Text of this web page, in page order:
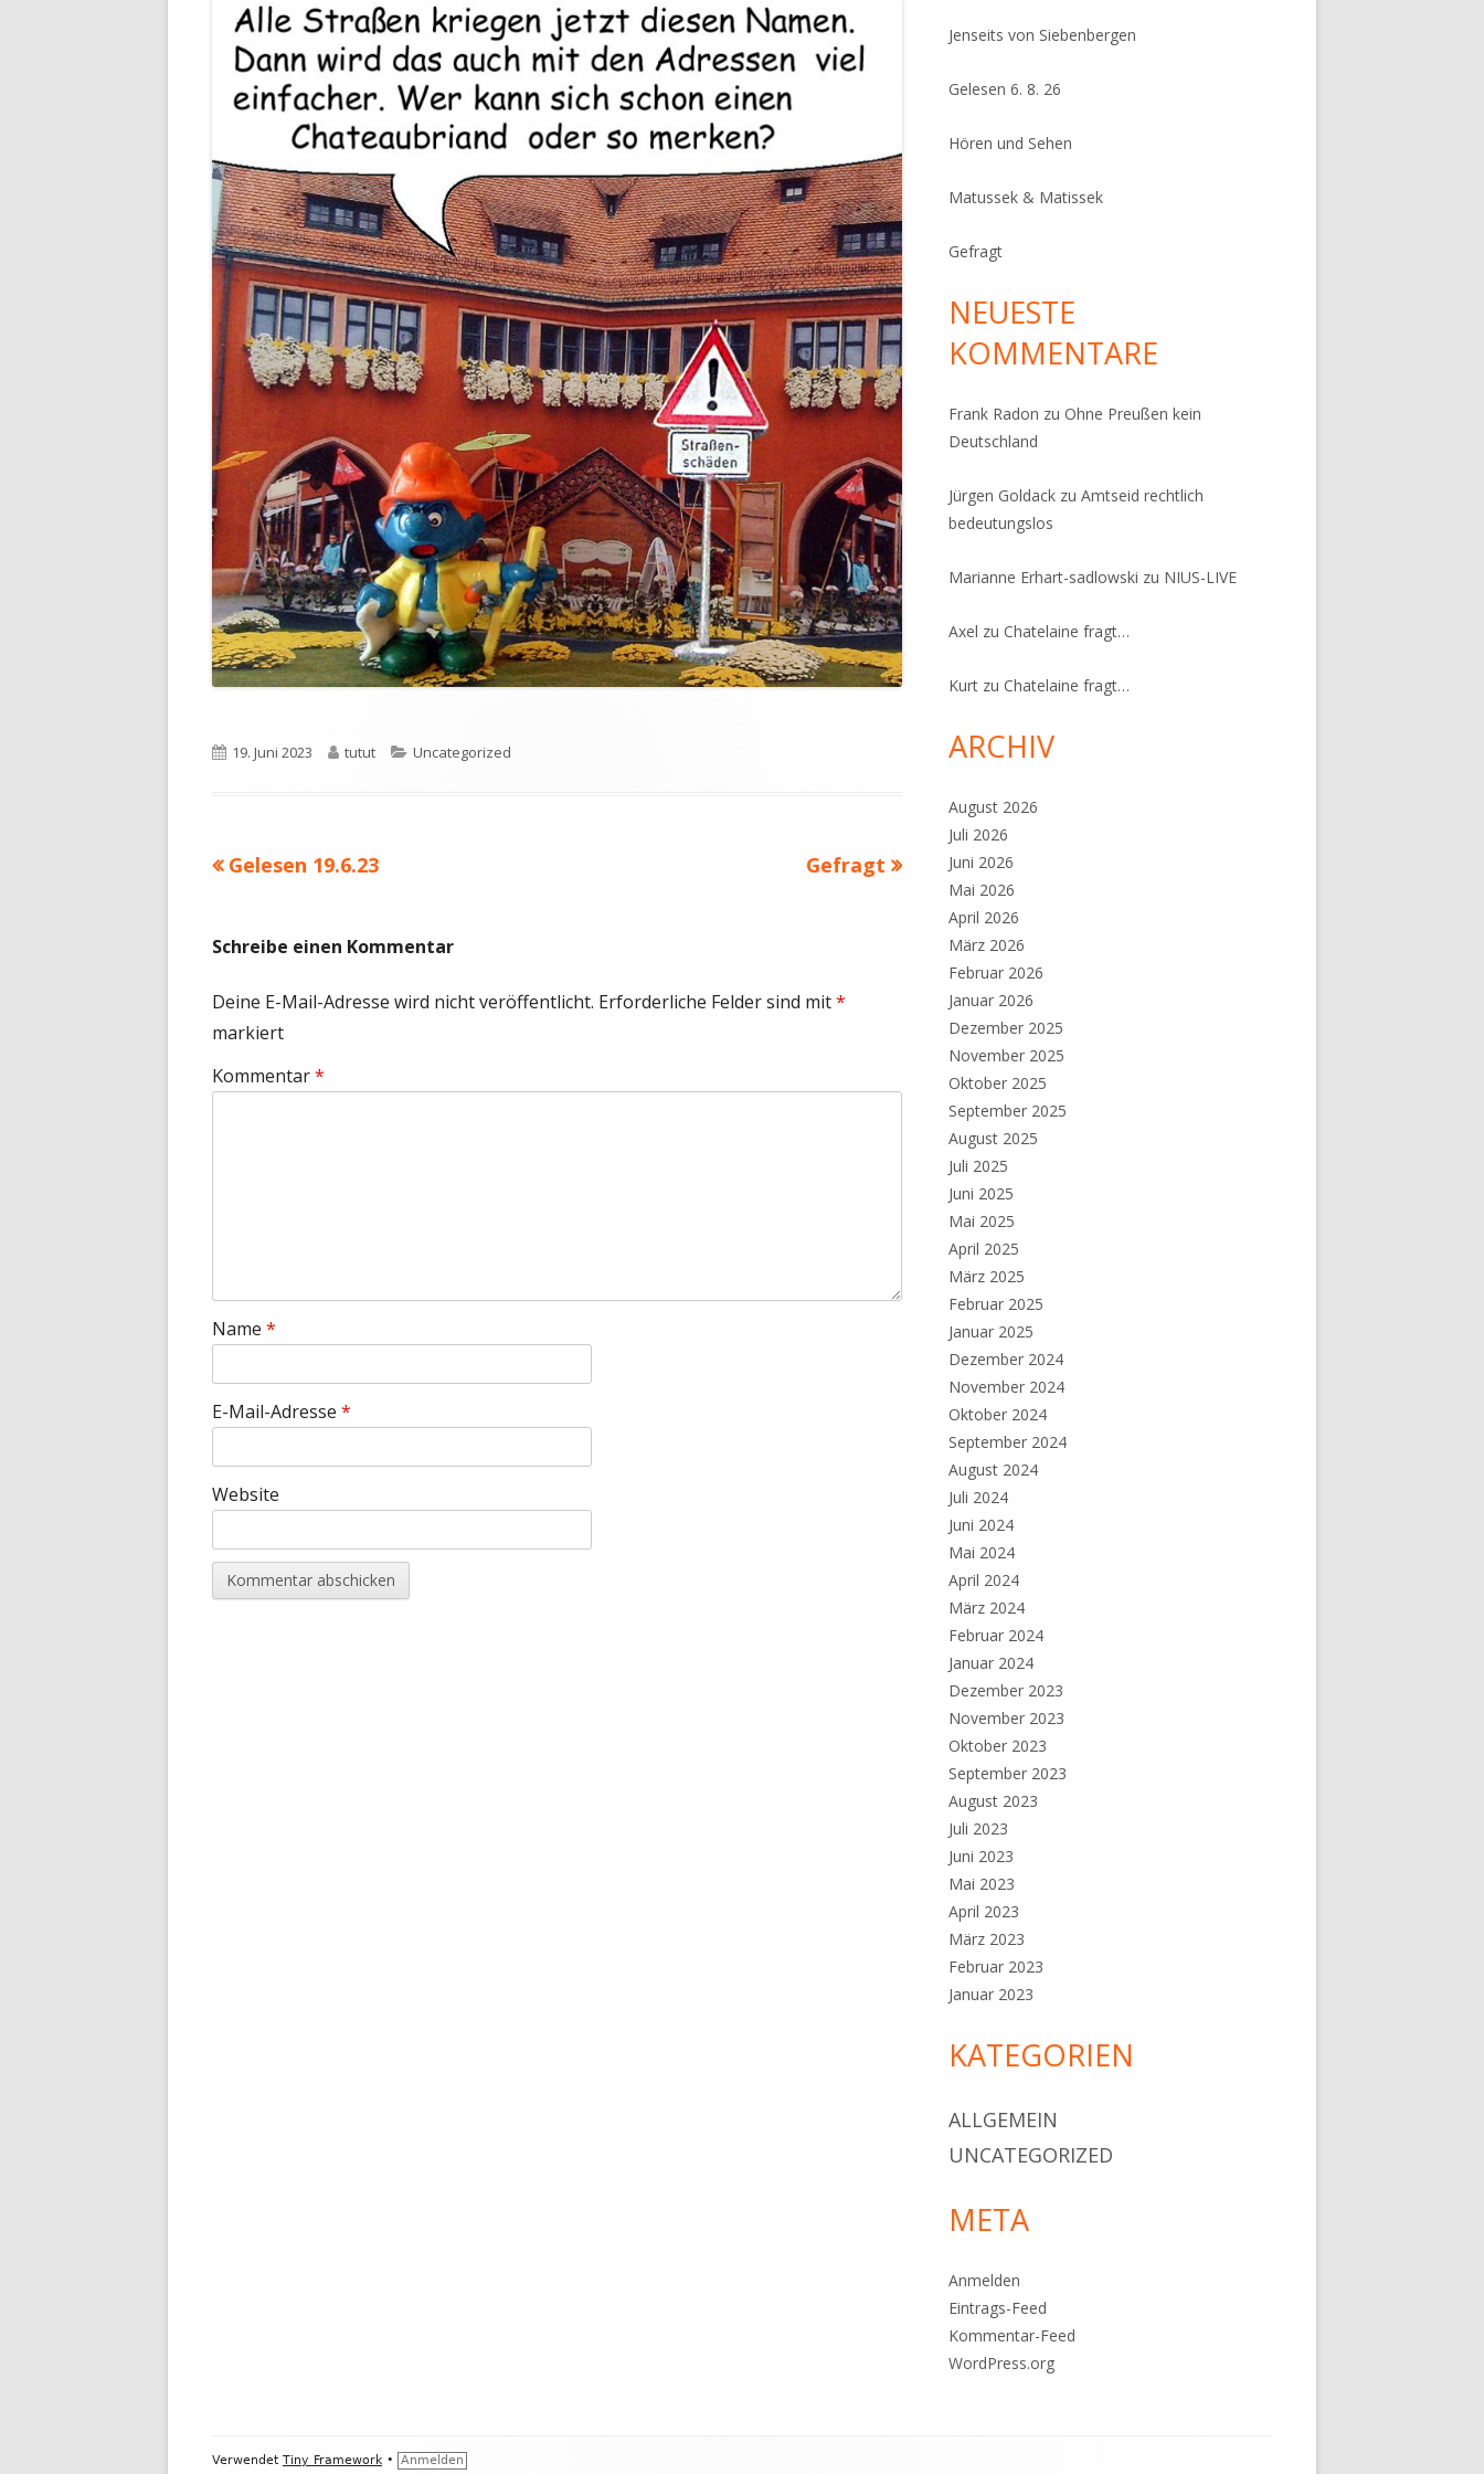
Veröffentlicht
19. Juni 2023 Autor
tutut Kategorien
Uncategorized
Beitragsnavigation
Vorheriger
Gelesen 19.6.23
Nächster
Gefragt
Schreibe einen Kommentar
Deine E-Mail-Adresse wird nicht veröffentlicht. Erforderliche Felder sind mit*
markiert
Kommentar*
Name *
E-Mail-Adresse *
Website
Jenseits von Siebenbergen
Gelesen 6. 8. 26
Hören und Sehen
Matussek & Matissek
Gefragt
NEUESTE
KOMMENTARE
Frank Radon zuOhne Preußen kein
Deutschland
Jürgen Goldack zuAmtseid rechtlich
bedeutungslos
Marianne Erhart-sadlowski zu NIUS-LIVE
Axel zuChatelaine fragt…
Kurt zuChatelaine fragt…
ARCHIV
August 2026
Juli 2026
Juni 2026
Mai 2026
April 2026
März 2026
Februar 2026
Januar 2026
Dezember 2025
November 2025
Oktober 2025
September 2025
August 2025
Juli 2025
Juni 2025
Mai 2025
April 2025
März 2025
Februar 2025
Januar 2025
Dezember 2024
November 2024
Oktober 2024
September 2024
August 2024
Juli 2024
Juni 2024
Mai 2024
April 2024
März 2024
Februar 2024
Januar 2024
Dezember 2023
November 2023
Oktober 2023
September 2023
August 2023
Juli 2023
Juni 2023
Mai 2023
April 2023
März 2023
Februar 2023
Januar 2023
KATEGORIEN
ALLGEMEIN
UNCATEGORIZED
META
Anmelden
Eintrags-Feed
Kommentar-Feed
WordPress.org
Footer
Verwendet Tiny Framework • Anmelden